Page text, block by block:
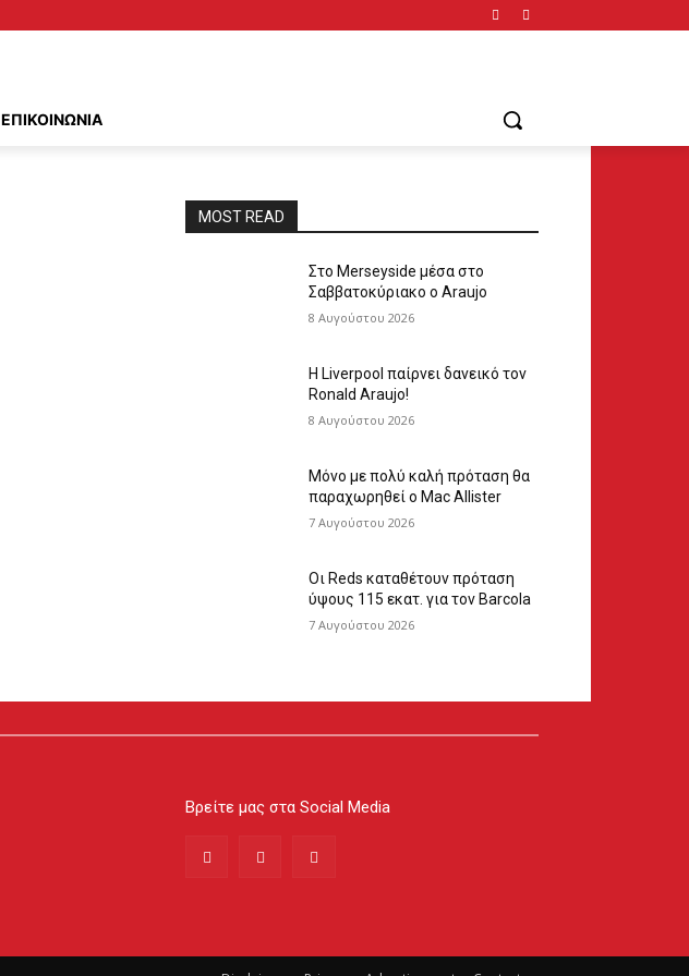
ΕΠΙΚΟΙΝΩΝΙΑ
MOST READ
Στο Merseyside μέσα στο
Σαββατοκύριακο ο Araujo
8 Αυγούστου 2026
Η Liverpool παίρνει δανεικό τον
Ronald Araujo!
8 Αυγούστου 2026
Μόνο με πολύ καλή πρόταση θα
παραχωρηθεί ο Mac Allister
7 Αυγούστου 2026
Οι Reds καταθέτουν πρόταση
ύψους 115 εκατ. για τον Barcola
7 Αυγούστου 2026
Βρείτε μας στα Social Media